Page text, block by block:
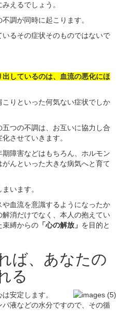
えるでしょう。
調が同時に起こります。
るその症状そのものではないで
しているのは、血流の悪化にほ
りといった何気ない症状でしか
つの不調は、お互いに協力し合
させていきます。
障害などはもちろん、ホルモン
んといった大きな病気へと育て
います。
血流を意識するようになったか
消だけでなく、本人の抱えてい
束縛からの 「心の解放」 を目的と
ば、あなたの
る
安定します。
パ液などの水分ですので、その循